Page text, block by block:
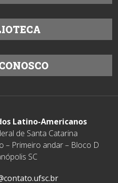
Latino-Americanos
de Santa Catarina
– Primeiro andar – Bloco D
SC